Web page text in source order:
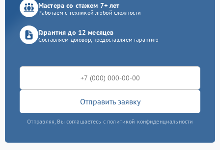
Мастера со стажем 7+ лет
Работаем с техникой любой сложности
Гарантия до 12 месяцев
Составляем договор, предоставляем гарантию
Отправить заявку
Отправляя, Вы соглашаетесь с политикой конфиденциальности